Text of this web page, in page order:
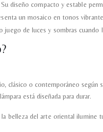
diseño compacto y estable
un mosaico en tonos
de luces y sombras cuando
clásico o contemporáneo según
está diseñada para durar.
belleza del arte oriental